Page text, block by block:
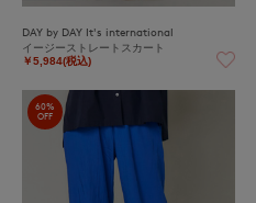
DAY by DAY It's international
イージーストレートスカート
￥5,984(税込)
60%
OFF